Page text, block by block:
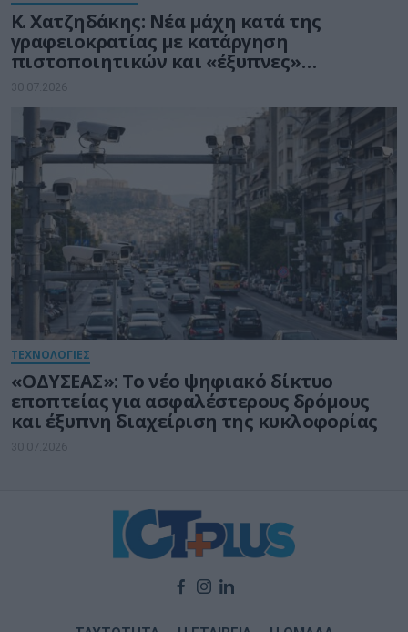
Κ. Χατζηδάκης: Νέα μάχη κατά της
γραφειοκρατίας με κατάργηση
πιστοποιητικών και «έξυπνες»
διασταυρώσεις του Δημοσίου
30.07.2026
ΤΕΧΝΟΛΟΓΙΕΣ
«ΟΔΥΣΕΑΣ»: Το νέο ψηφιακό δίκτυο
εποπτείας για ασφαλέστερους δρόμους
και έξυπνη διαχείριση της κυκλοφορίας
30.07.2026